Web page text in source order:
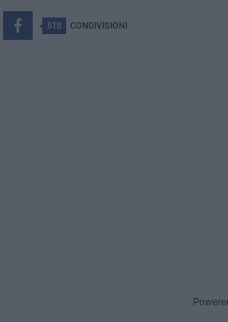
518 CONDIVISIONI